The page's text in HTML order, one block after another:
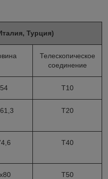
Турция)
Телескопическое
соединение
T10
T20
T40
T50